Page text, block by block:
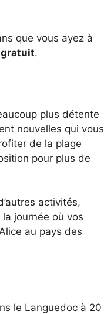
que vous ayez à
.
plus détente
nouvelles qui vous
de la plage
pour plus de
activités,
journée où vos
au pays des
le Languedoc à 20